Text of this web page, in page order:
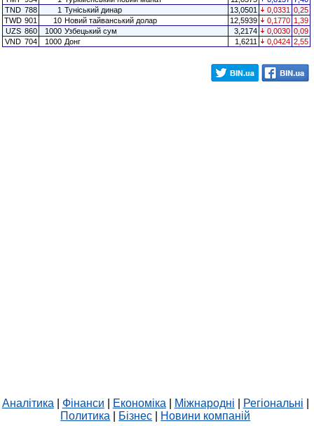
TND 788 1 Туніський динар 13,0501 0,0331 0,25
TWD 901 10 Новий тайванський долар 12,5939 0,1770 1,39
UZS 860 1000 Узбецький сум 3,2174 0,0030 0,09
VND 704 1000 Донг 1,6211 0,0424 2,55
Аналітика Фінанси Економіка Міжнародні Регіональні
Политика
Бізнес Новини компаній